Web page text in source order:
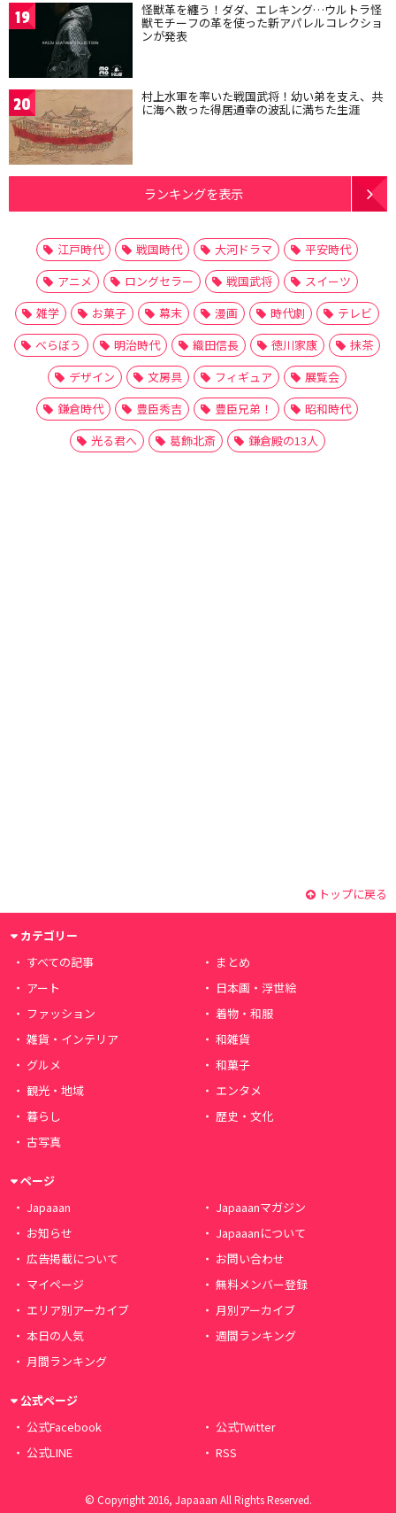
19 怪獣革を纏う！ダダ、エレキング…ウルトラ怪
獣モチーフの革を使った新アパレルコレクショ
ンが発表
20 村上水軍を率いた戦国武将！幼い弟を支え、共
に海へ散った得居通幸の波乱に満ちた生涯
ランキングを表示
江戸時代 戦国時代 大河ドラマ
平安時代
アニメ
ロングセラー 戦国武将
スイーツ
雑学
お菓子 幕末 漫画 時代劇
テレビ
べらぼう
明治時代 織田信長 徳川家康
抹茶
デザイン
文房具 フィギュア
展覧会
鎌倉時代
豊臣秀吉 豊臣兄弟！
昭和時代
光る君へ
葛飾北斎 鎌倉殿の13人
トップに戻る
カテゴリー
すべての記事
まとめ
アート
日本画・浮世絵
ファッション
着物・和服
雑貨・インテリア
和雑貨
グルメ
和菓子
観光・地域
エンタメ
暮らし
歴史・文化
古写真
ページ
Japaaan
Japaaanマガジン
お知らせ
Japaaanについて
広告掲載について
お問い合わせ
マイページ
無料メンバー登録
エリア別アーカイブ
月別アーカイブ
本日の人気
週間ランキング
月間ランキング
公式ページ
公式Facebook
公式Twitter
公式LINE
RSS
© Copyright 2016, Japaaan All Rights Reserved.